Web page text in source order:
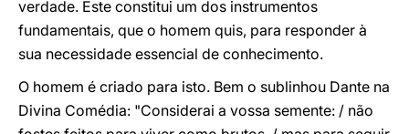
verdade. Este constitui um dos instrumentos
fundamentais, que o homem quis, para responder à
sua necessidade essencial de conhecimento.
O homem é criado para isto. Bem o sublinhou Dante na
Divina Comédia: "Considerai a vossa semente: / não